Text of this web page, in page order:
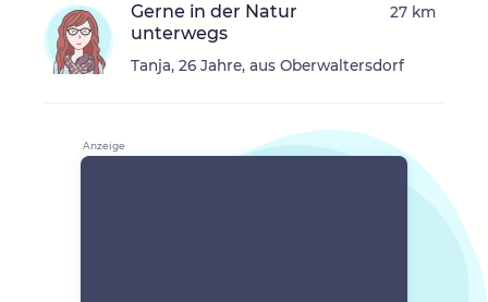
Gerne in der Natur
unterwegs
Tanja, 26 Jahre, aus Oberwaltersdorf
27 km